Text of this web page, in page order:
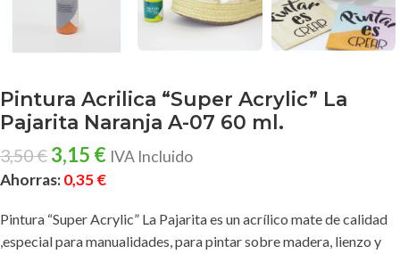
Pintura Acrilica “Super Acrylic” La
Pajarita Naranja A-07 60 ml.
3,50€ 3,15 € IVA Incluido
Ahorras:0,35€
Pintura “Super Acrylic” La Pajarita es un acrílico mate de calidad
,especial para manualidades, para pintar sobre madera, lienzo y